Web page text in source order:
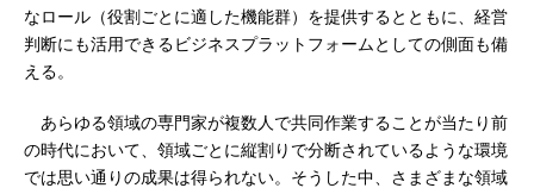
なロール（役割ごとに適した機能群）を提供するとともに、経営
判断にも活用できるビジネスプラットフォームとしての側面も備
える。
あらゆる領域の専門家が複数人で共同作業することが当たり前
の時代において、領域ごとに縦割りで分断されているような環境
では思い通りの成果は得られない。そうした中、さまざまな領域